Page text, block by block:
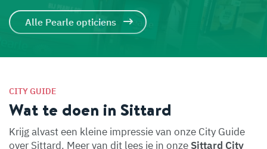
Alle Pearle opticiens
CITY GUIDE
Wat te doen in Sittard
Krijg alvast een kleine impressie van onze City Guide
over Sittard. Meer van dit lees je in onze Sittard City